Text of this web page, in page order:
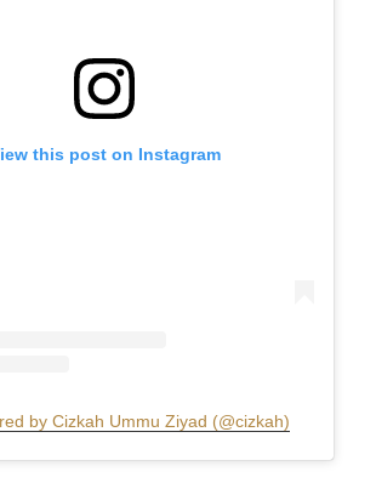
this post on Instagram
by Cizkah Ummu Ziyad (@cizkah)